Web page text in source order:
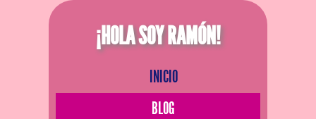
¡HOLA SOY RAMÓN!
INICIO
BLOG